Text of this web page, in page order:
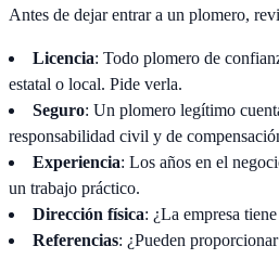
Antes de dejar entrar a un plomero,
Licencia: Todo plomero de
estatal o local. Pide verla.
Seguro: Un plomero legítimo
responsabilidad civil y de
Experiencia: Los años en el
un trabajo práctico.
Dirección física: ¿La empresa
Referencias: ¿Pueden